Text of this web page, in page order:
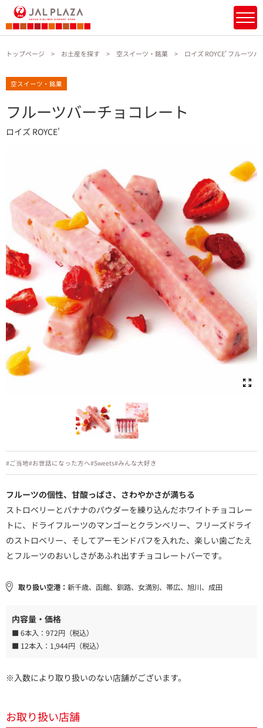
トップページ お土産を探す 空スイーツ・銘菓 ロイズ ROYCE' フルーツ
空スイーツ・銘菓
フルーツバーチョコレート
ロイズ ROYCE'
#ご当地#お世話になった方へ#Sweets#みんな大好き
フルーツの個性、甘酸っぱさ、さわやかさが満ちる
ストロベリーとバナナのパウダーを練り込んだホワイトチョコレー
トに、ドライフルーツのマンゴーとクランベリー、フリーズドライ
のストロベリー、そしてアーモンドパフを入れた、楽しい歯ごたえ
とフルーツのおいしさがあふれ出すチョコレートバーです。
取り扱い空港： 新千歳、函館、釧路、女満別、帯広、旭川、成田
内容量・価格
■ 6本入： 972円（税込）
■ 12本入： 1,944円（税込）
※入数により取り扱いのない店舗がございます。
お取り扱い店舗